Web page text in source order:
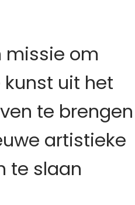
missie om
uit het
te brengen
artistieke
te slaan